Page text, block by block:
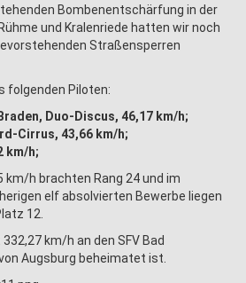
Bombenentschärfung in der
und Kralenriede hatten wir noch
Straßensperren
folgenden Piloten:
Duo-Discus, 46,17 km/h;
Cirrus, 43,66 km/h;
km/h;
km/h brachten Rang 24 und im
elf absolvierten Bewerbe liegen
12.
km/h an den SFV Bad
Augsburg beheimatet ist.